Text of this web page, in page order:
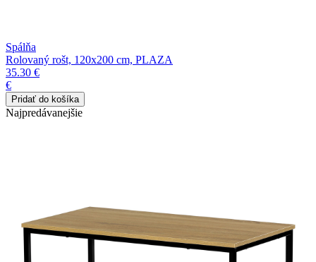
Spálňa
Rolovaný rošt, 120x200 cm, PLAZA
35.30 €
€
Najpredávanejšie